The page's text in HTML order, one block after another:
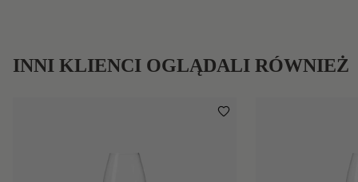
INNI KLIENCI OGLĄDALI RÓWNIEŻ